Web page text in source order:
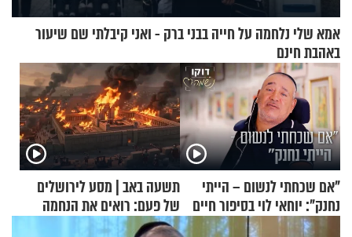
אמא שלי נלחמה על חייה בבני ברק - ואני קיבלתי שם שיעור
באהבת חינם
"אם שכחתי לנשום – הייתי
נחנק": יוחאי לוי בסיפור חיים
מעורר השראה
תשעה באב | מסע לירושלים
של פעם: רואים את הנחמה